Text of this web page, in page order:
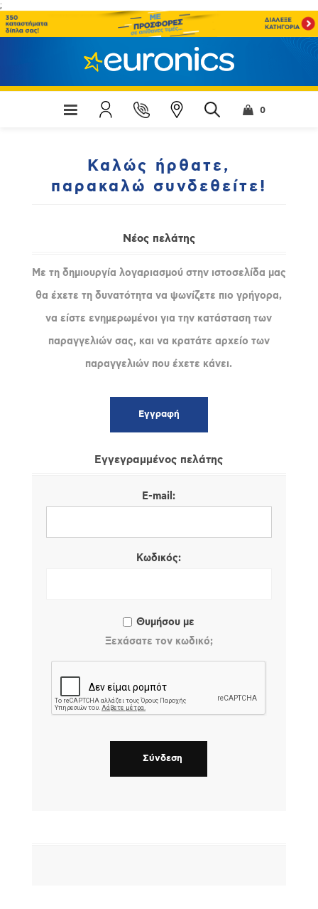
;
0
Καλώς ήρθατε,
παρακαλώ συνδεθείτε!
Νέος πελάτης
Με τη δημιουργία λογαριασμού στην ιστοσελίδα μας
θα έχετε τη δυνατότητα να ψωνίζετε πιο γρήγορα,
να είστε ενημερωμένοι για την κατάσταση των
παραγγελιών σας, και να κρατάτε αρχείο των
παραγγελιών που έχετε κάνει.
Εγγεγραμμένος πελάτης
E-mail:
Κωδικός:
Θυμήσου με
Ξεχάσατε τον κωδικό;